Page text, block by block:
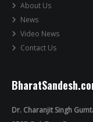
About Us
News
Video News
Contact Us
Dr. Charanjit Singh